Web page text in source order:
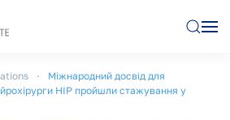
Міжнародний досвід для
НІР пройшли стажування у